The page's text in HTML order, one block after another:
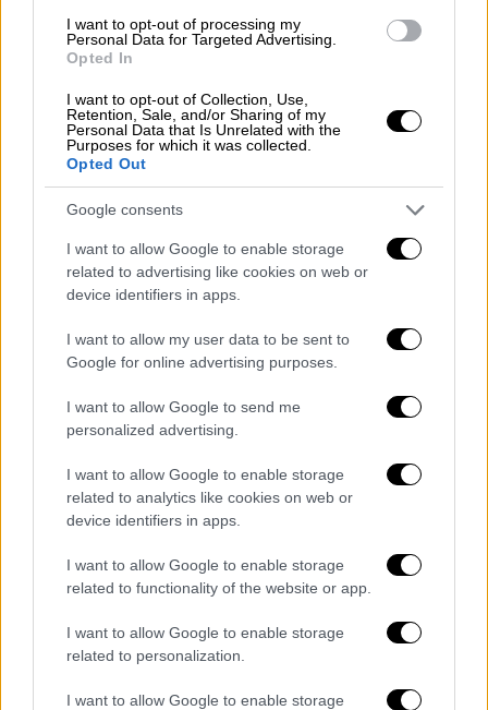
I want to opt-out of processing my
Personal Data for Targeted Advertising.
Opted In
I want to opt-out of Collection, Use,
Retention, Sale, and/or Sharing of my
Personal Data that Is Unrelated with the
Purposes for which it was collected.
Opted Out
Google consents
I want to allow Google to enable storage
related to advertising like cookies on web or
device identifiers in apps.
I want to allow my user data to be sent to
Google for online advertising purposes.
I want to allow Google to send me
personalized advertising.
I want to allow Google to enable storage
related to analytics like cookies on web or
device identifiers in apps.
I want to allow Google to enable storage
related to functionality of the website or app.
I want to allow Google to enable storage
related to personalization.
I want to allow Google to enable storage
κοινοβουλευτικής ομάδας του ΠΑΣΟΚ
Δημήτρης Μπιάγκης», σημείωσε ο κ.
προτεινόμενη από την κυβέρνηση
ημερομηνίαγια τη διεξαγωγή της συζήτησης.
πρόεδρος της Βουλής απάντησε στις
αιτιάσεις βουλευτών και στελεχών του
ΠΑΣΟΚ,περί παραβίασης του Κανονισμού
της Βουλής, σημειώνοντας πως, η διεξαγωγή
τέτοιου είδους συζητήσεων και λίγες μέρες
μετά την παρέλευση του ενός μήνα αποτελεί
συνηθισμένη κοινοβουλευτική πρακτική.
Ο κ. Κακλαμάνης ανέφερε και συγκεκριμένα
παραδείγματα, όπως η προ ημερησίας
συζήτηση για την Παιδεία που είχε ζητήσει η
επί προεδρίαςΝίκου Βούτση, που
πραγματοποιήθηκε δύο μήνες μετά, αλλά και
πολύνεκρο δυστύχημα των Τεμπών
που
ζήτησαν ΣΥΡΙΖΑ και ΚΚΕ
επί προεδρίας
Τασούλα, και πραγματοποιήθηκε 39 ημέρες
μετά την κατάθεση του αιτήματος.